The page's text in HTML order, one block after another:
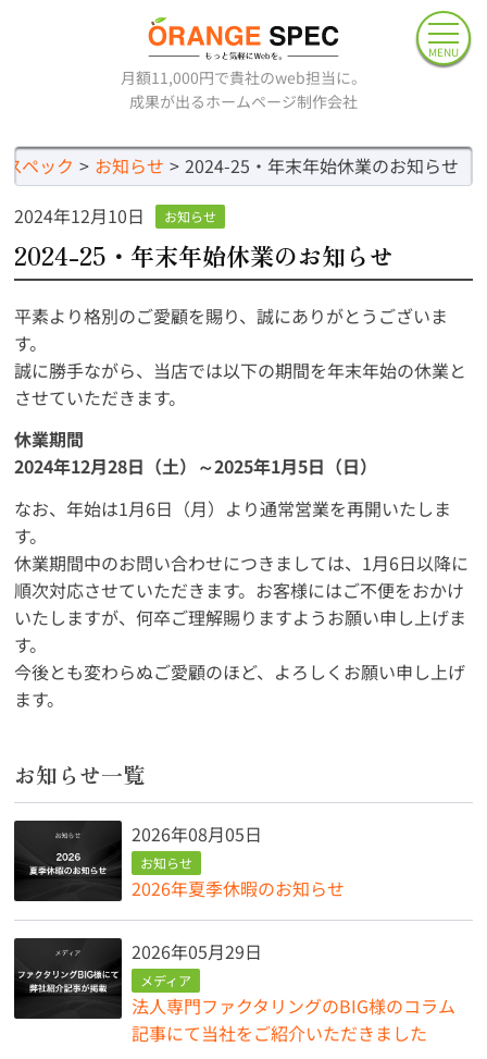
MENU
月額11,000円で貴社のweb担当に。
成果が出るホームページ制作会社
ペック お知らせ
2024-25・年末年始休業のお知らせ
2024年12月10日
お知らせ
2024-25・年末年始休業のお知らせ
平素より格別のご愛顧を賜り、誠にありがとうございま
す。
誠に勝手ながら、当店では以下の期間を年末年始の休業と
させていただきます。
休業期間
2024年12月28日（土）～2025年1月5日（日）
なお、年始は1月6日（月）より通常営業を再開いたしま
す。
休業期間中のお問い合わせにつきましては、1月6日以降に
順次対応させていただきます。お客様にはご不便をおかけ
いたしますが、何卒ご理解賜りますようお願い申し上げま
す。
今後とも変わらぬご愛顧のほど、よろしくお願い申し上げ
ます。
お知らせ一覧
2026年08月05日
お知らせ
2026年夏季休暇のお知らせ
2026年05月29日
メディア
法人専門ファクタリングのBIG様のコラム
記事にて当社をご紹介いただきました